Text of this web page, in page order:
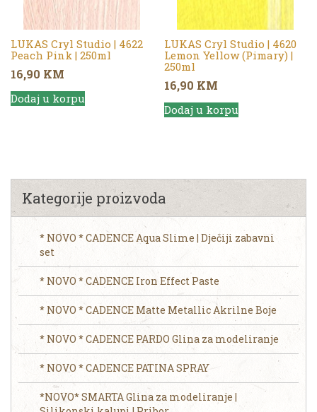
LUKAS Cryl Studio | 4622
Peach Pink | 250ml
16,90 KM
Dodaj u korpu
LUKAS Cryl Studio | 4620
Lemon Yellow (Pimary) |
250ml
16,90 KM
Dodaj u korpu
Kategorije proizvoda
* NOVO * CADENCE Aqua Slime | Dječiji zabavni
set
* NOVO * CADENCE Iron Effect Paste
* NOVO * CADENCE Matte Metallic Akrilne Boje
* NOVO * CADENCE PARDO Glina za modeliranje
* NOVO * CADENCE PATINA SPRAY
*NOVO* SMARTA Glina za modeliranje |